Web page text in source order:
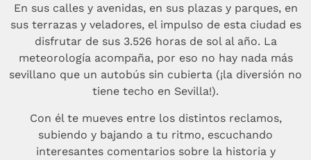
En sus calles y avenidas, en sus plazas y parques, en
sus terrazas y veladores, el impulso de esta ciudad es
disfrutar de sus 3.526 horas de sol al año. La
meteorología acompaña, por eso no hay nada más
sevillano que un autobús sin cubierta (¡la diversión no
tiene techo en Sevilla!).
Con él te mueves entre los distintos reclamos,
subiendo y bajando a tu ritmo, escuchando
interesantes comentarios sobre la historia y